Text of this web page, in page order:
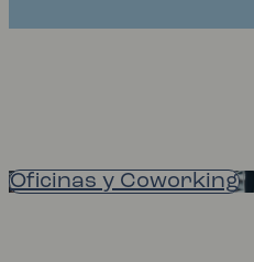
Oficinas y Coworking